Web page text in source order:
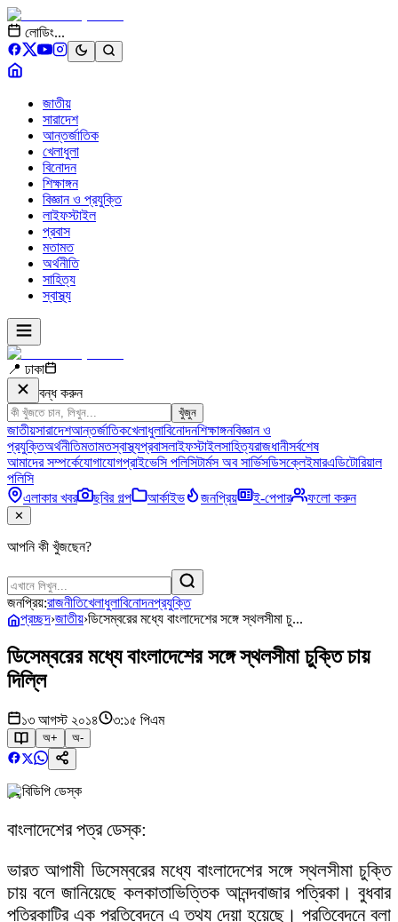
লোডিং...
জাতীয়
সারাদেশ
আন্তর্জাতিক
খেলাধুলা
বিনোদন
শিক্ষাঙ্গন
বিজ্ঞান ও প্রযুক্তি
লাইফস্টাইল
প্রবাস
মতামত
অর্থনীতি
সাহিত্য
স্বাস্থ্য
📍 ঢাকা
বন্ধ করুন
খুঁজুন
জাতীয়সারাদেশআন্তর্জাতিকখেলাধুলাবিনোদনশিক্ষাঙ্গনবিজ্ঞান ও
প্রযুক্তিঅর্থনীতিমতামতস্বাস্থ্যপ্রবাসলাইফস্টাইলসাহিত্যরাজধানীসর্বশেষ
আমাদের সম্পর্কেযোগাযোগপ্রাইভেসি পলিসিটার্মস অব সার্ভিসডিসক্লেইমারএডিটোরিয়াল
পলিসি
এলাকার খবর
ছবির গল্প আর্কাইভ জনপ্রিয় ই-পেপার ফলো করুন
✕
আপনি কী খুঁজছেন?
জনপ্রিয়:রাজনীতিখেলাধুলাবিনোদনপ্রযুক্তি
প্রচ্ছদ›জাতীয়›ডিসেম্বরের মধ্যে বাংলাদেশের সঙ্গে স্থলসীমা চু...
ডিসেম্বরের মধ্যে বাংলাদেশের সঙ্গে স্থলসীমা চুক্তি চায়
দিল্লি
১৩ আগস্ট ২০১৪ ৩:১৫ পিএম
অ+ অ-
বিডিপি ডেস্ক
বাংলাদেশের পত্র ডেস্ক:
ভারত আগামী ডিসেম্বরের মধ্যে বাংলাদেশের সঙ্গে স্থলসীমা চুক্তি
চায় বলে জানিয়েছে কলকাতাভিত্তিক আনন্দবাজার পত্রিকা। বুধবার
পত্রিকাটির এক প্রতিবেদনে এ তথ্য দেয়া হয়েছে। প্রতিবেদনে বলা